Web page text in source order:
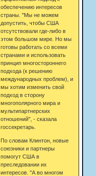
обеспечению интересов
страны. "Мы не можем
допустить, чтобы США
отсутствовали где-либо в
этом большом мире. Но мы
готовы работать со всеми
странами и использовать
принцип многостороннего
подхода (к решению
международных проблем), и
мы хотим изменить свой
подход в сторону
многополярного мира и
мультипартнерских
отношений", - сказала
госсекретарь.
По словам Клинтон, новые
союзники и партнеры
помогут США в
преследовании их
интересов. "А во многом